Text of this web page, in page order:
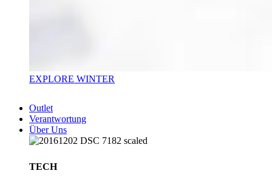
EXPLORE WINTER
Outlet
Verantwortung
Über Uns
TECH